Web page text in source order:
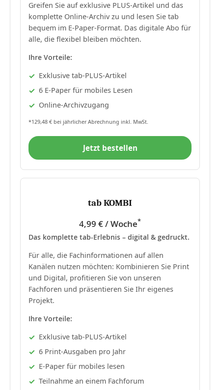
Greifen Sie auf exklusive PLUS-Artikel und das
komplette Online-Archiv zu und lesen Sie tab
bequem im E-Paper-Format. Das digitale Abo für
alle, die flexibel bleiben möchten.
Ihre Vorteile:
Exklusive tab-PLUS-Artikel
6 E-Paper für mobiles Lesen
Online-Archivzugang
*129,48 € bei jährlicher Abrechnung inkl. MwSt.
Jetzt bestellen
tab KOMBI
4,99 € / Woche*
Das komplette tab-Erlebnis – digital & gedruckt.
Für alle, die Fachinformationen auf allen
Kanälen nutzen möchten: Kombinieren Sie Print
und Digital, profitieren Sie von unseren
Fachforen und präsentieren Sie Ihr eigenes
Projekt.
Ihre Vorteile:
Exklusive tab-PLUS-Artikel
6 Print-Ausgaben pro Jahr
E-Paper für mobiles lesen
Teilnahme an einem Fachforum